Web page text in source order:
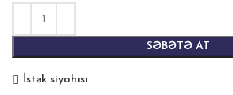
SƏBƏTƏ AT
İstək siyahısı